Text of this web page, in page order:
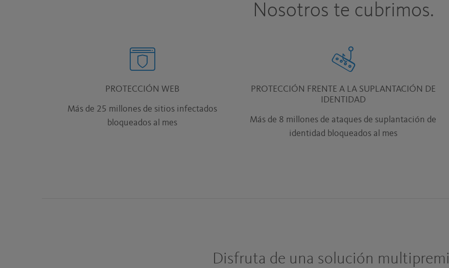
Nosotros te cubrimos.
PROTECCIÓN WEB
Más de 25 millones de sitios infectados
bloqueados al mes
PROTECCIÓN FRENTE A LA SUPLANTACIÓN DE
IDENTIDAD
Más de 8 millones de ataques de suplantación de
identidad bloqueados al mes
Disfruta de una solución